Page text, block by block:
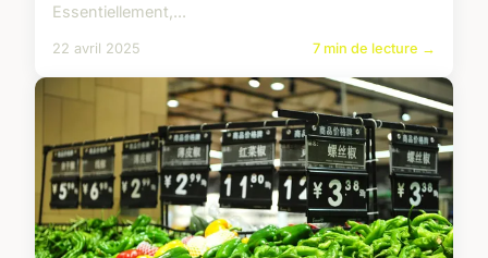
Essentiellement,...
22 avril 2025 7 min de lecture →